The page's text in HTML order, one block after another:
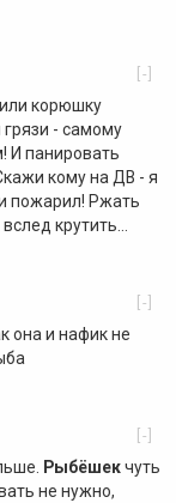
[-]
корюшку
- самому
И панировать
кому на ДВ - я
пожарил! Ржать
крутить...
[-]
она и нафик не
[-]
Рыбёшекчуть
не нужно,